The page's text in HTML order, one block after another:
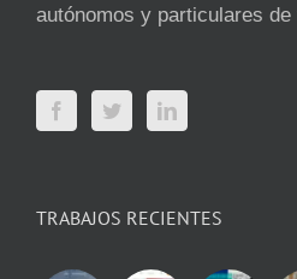
autónomos y particulares de
TRABAJOS RECIENTES